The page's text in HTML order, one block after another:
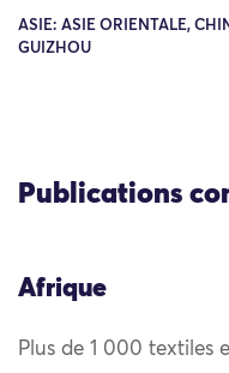
ASIE: ASIE ORIENTALE,
GUIZHOU
Publications
Afrique
Plus de 1 000 textiles